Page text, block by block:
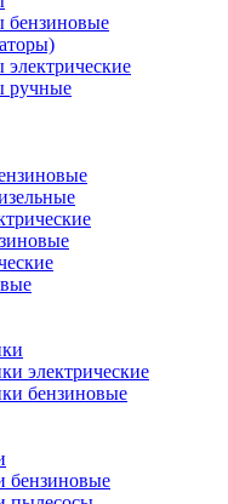
бензиновые
электрические
ручные
электрические
бензиновые
бензиновые